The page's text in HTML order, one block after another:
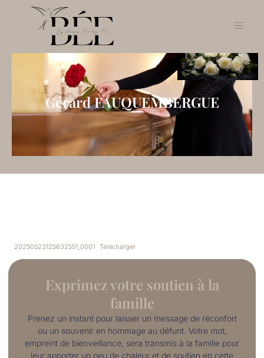
Gérard FAUQUEMBERGUE
20250523125632551_0001 Télécharger
Exprimez votre soutien à la
famille
Prenez un instant pour laisser un message de réconfort
ou un souvenir en hommage au défunt. Votre mot,
empreint de bienveillance, sera transmis à la famille pour
leur apporter un peu de chaleur et de soutien en cette